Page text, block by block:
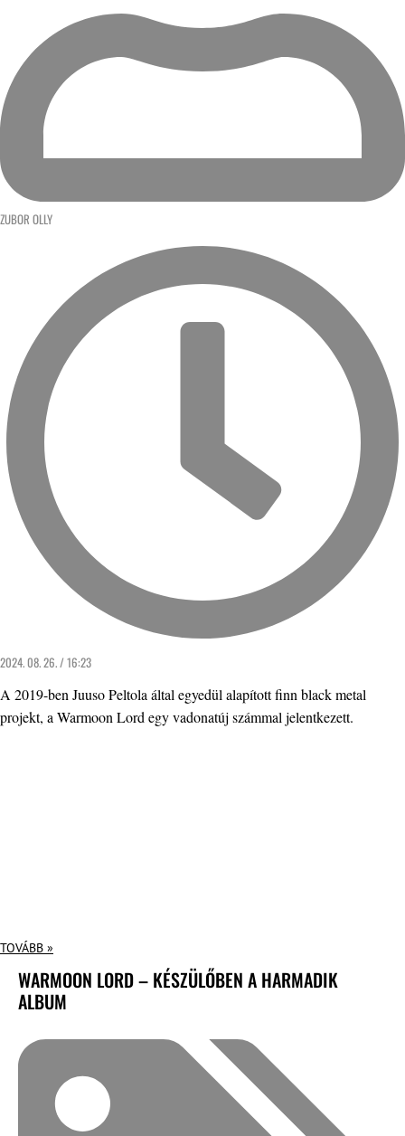
ZUBOR OLLY
2024. 08. 26. / 16:23
A 2019-ben Juuso Peltola által egyedül alapított finn black metal
projekt, a Warmoon Lord egy vadonatúj számmal jelentkezett.
TOVÁBB »
WARMOON LORD – KÉSZÜLŐBEN A HARMADIK
ALBUM